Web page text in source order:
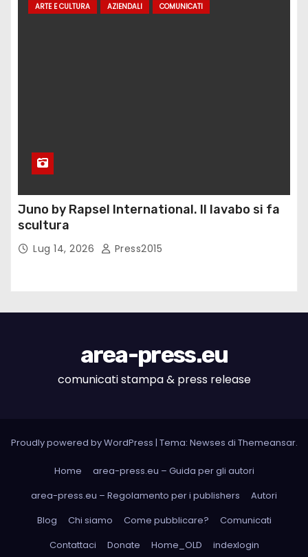
ARTE E CULTURA AZIENDALI COMUNICATI
Juno by Rapsel International. Il lavabo si fa
scultura
Lug 14, 2026 Press2015
area-press.eu
comunicati stampa & press release
Proudly powered by WordPress | Tema: Newses di Themeansar.
Home
area-press.eu – Guida per gli autori
area-press.eu – Regolamento per i publishers
Autori
Blog
Chi siamo Come pubblicare?
Comunicati
Contattaci
Donate Home_OLD indexlogin